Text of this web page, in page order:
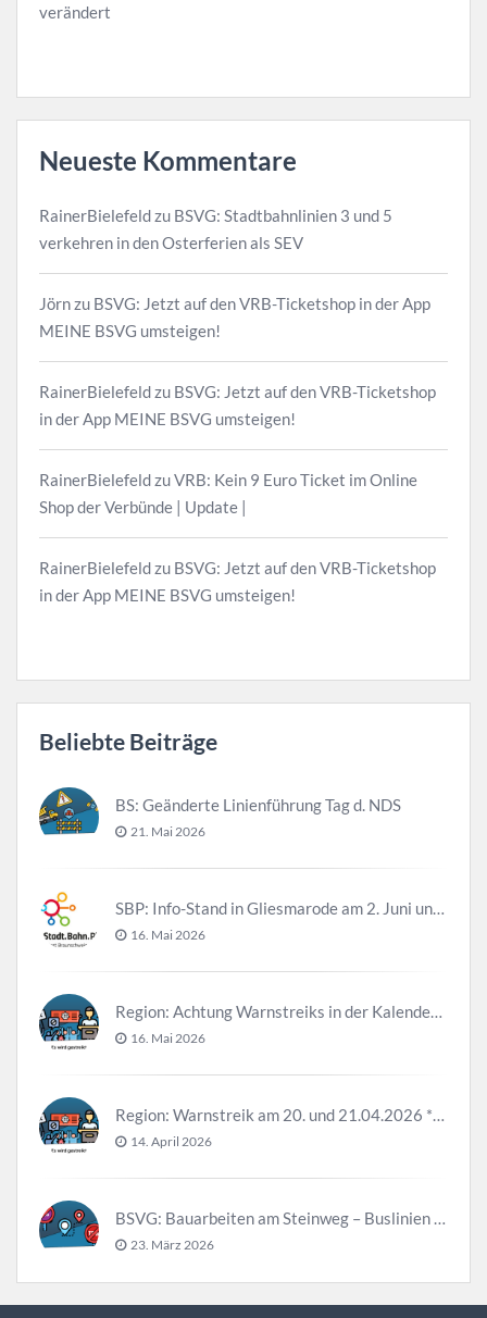
verändert
Neueste Kommentare
RainerBielefeldzu BSVG: Stadtbahnlinien 3 und 5
verkehren in den Osterferien als SEV
Jörnzu BSVG: Jetzt auf den VRB-Ticketshop in der App
MEINE BSVG umsteigen!
RainerBielefeldzu BSVG: Jetzt auf den VRB-Ticketshop
in der App MEINE BSVG umsteigen!
RainerBielefeldzuVRB: Kein 9 Euro Ticket im Online
Shop der Verbünde | Update |
RainerBielefeldzu BSVG: Jetzt auf den VRB-Ticketshop
in der App MEINE BSVG umsteigen!
Beliebte Beiträge
BS: Geänderte Linienführung Tag d. NDS
21. Mai 2026
16. Mai 2026
16. Mai 2026
14. April 2026
23. März 2026